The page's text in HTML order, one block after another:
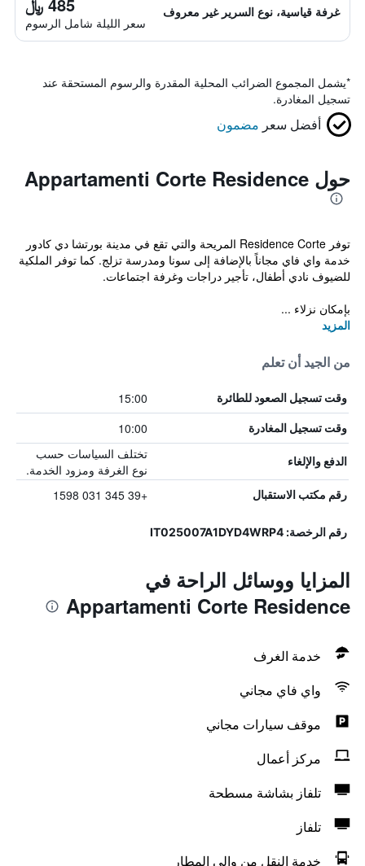
غرفة قياسية، نوع السرير غير معروف
سعر الليلة شامل الرسوم
*يشمل المجموع الضرائب المحلية المقدرة والرسوم المستحقة عند
تسجيل المغادرة.
أفضل سعر مضمون
حول Appartamenti Corte Residence
توفر Residence Corte المريحة والتي تقع في مدينة بورتشا دي كادور
خدمة واي فاي مجاناً بالإضافة إلى سونا ومدرسة تزلج. كما توفر الملكية
للضيوف نادي أطفال، تأجير دراجات وغرفة اجتماعات.
بإمكان نزلاء ...
المزيد
من الجيد أن تعلم
وقت تسجيل الصعود للطائرة 15:00
وقت تسجيل المغادرة 10:00
الدفع والإلغاء
تختلف السياسات حسب
نوع الغرفة ومزود الخدمة.
رقم مكتب الاستقبال +39 345 031 1598
رقم الرخصة: IT025007A1DYD4WRP4
المزايا ووسائل الراحة في
Appartamenti Corte Residence
خدمة الغرف
واي فاي مجاني
موقف سيارات مجاني
مركز أعمال
تلفاز بشاشة مسطحة
تلفاز
خدمة النقل من وإلى المطار